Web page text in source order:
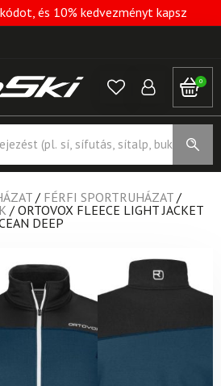
kódot, és 10% kedvezményt kapsz
0
/ FÉRFI SPORTRUHÁZAT /
/ ORTOVOX FLEECE LIGHT JACKET
DEEP